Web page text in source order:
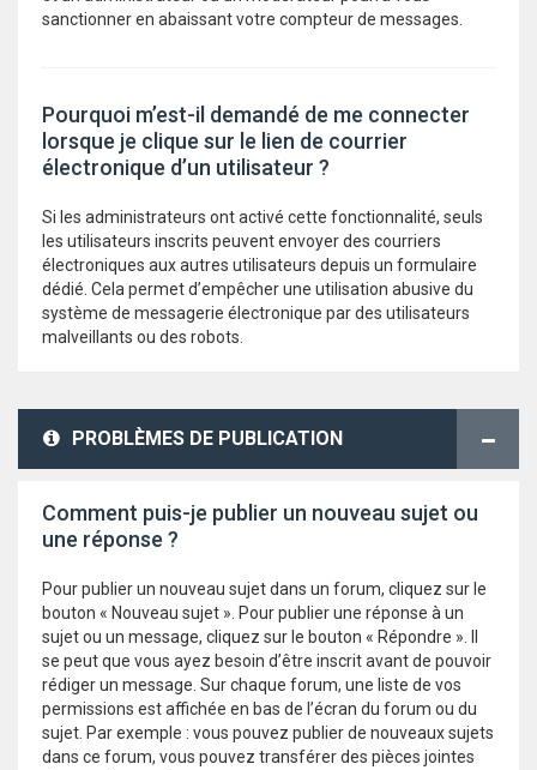
sanctionner en abaissant votre compteur de messages.
Pourquoi m’est-il demandé de me connecter
lorsque je clique sur le lien de courrier
électronique d’un utilisateur ?
Si les administrateurs ont activé cette fonctionnalité, seuls
les utilisateurs inscrits peuvent envoyer des courriers
électroniques aux autres utilisateurs depuis un formulaire
dédié. Cela permet d’empêcher une utilisation abusive du
système de messagerie électronique par des utilisateurs
malveillants ou des robots.
PROBLÈMES DE PUBLICATION
Comment puis-je publier un nouveau sujet ou
une réponse ?
Pour publier un nouveau sujet dans un forum, cliquez sur le
bouton « Nouveau sujet ». Pour publier une réponse à un
sujet ou un message, cliquez sur le bouton « Répondre ». Il
se peut que vous ayez besoin d’être inscrit avant de pouvoir
rédiger un message. Sur chaque forum, une liste de vos
permissions est affichée en bas de l’écran du forum ou du
sujet. Par exemple : vous pouvez publier de nouveaux sujets
dans ce forum, vous pouvez transférer des pièces jointes